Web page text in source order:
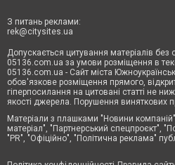
З питань реклами:
rek@citysites.ua
Допускається цитування матеріалів
05136.com.ua за умови розміщення в
05136.com.ua - Сайт міста
обов'язкове розміщення прямого,
гіперпосилання на цитовані статті не
якості джерела. Порушення виняткових
Матеріали з плашками "Новини
матеріал", "Партнерський спецпроєкт",
"PR", "Офіційно", "Політична реклама"